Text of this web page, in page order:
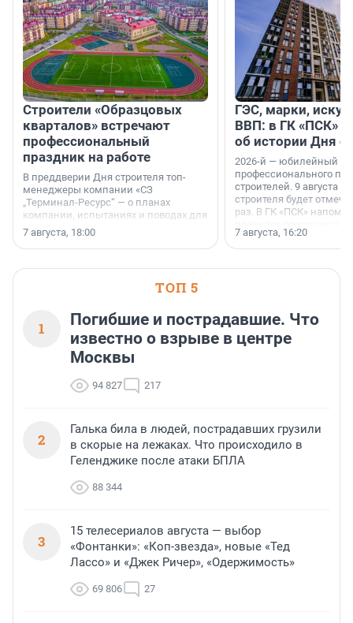
Строители «Образцовых
кварталов» встречают
профессиональный
праздник на работе
В преддверии Дня строителя топ-
менеджеры компании «СЗ
„Терминал-Ресурс“ — о планах
компании, испытаниях и поводах для
осторожного оптимизма.
7 августа, 18:00
ГЭС, марки,
ВВП: в ГК «ПСК»
об истории Дня
2026-й — юбилейный
профессионального
строителей. 9 августа
строителя будет
раз. В ГК «ПСК»
поменялась роль
7 августа, 16:20
ТОП 5
1
Погибшие и пострадавшие. Что
известно о взрыве в центре
Москвы
94 827 217
2
Галька била в людей, пострадавших грузили
в скорые на лежаках. Что происходило в
Геленджике после атаки БПЛА
88 344
3
15 телесериалов августа — выбор
«Фонтанки»: «Коп-звезда», новые «Тед
Лассо» и «Джек Ричер», «Одержимость»
69 806 27